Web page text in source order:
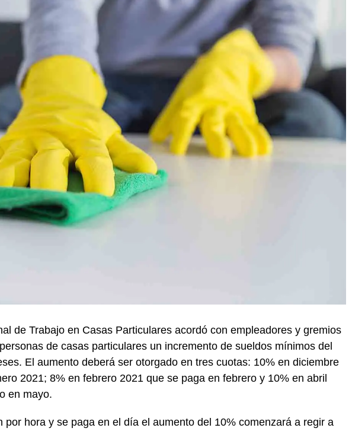
de Trabajo en Casas Particulares acordó con empleadores y gremios
de casas particulares un incremento de sueldos mínimos del
El aumento deberá ser otorgado en tres cuotas: 10% en diciembre
2021; 8% en febrero 2021 que se paga en febrero y 10% en abril
en mayo.
por hora y se paga en el día el aumento del 10% comenzará a regir a